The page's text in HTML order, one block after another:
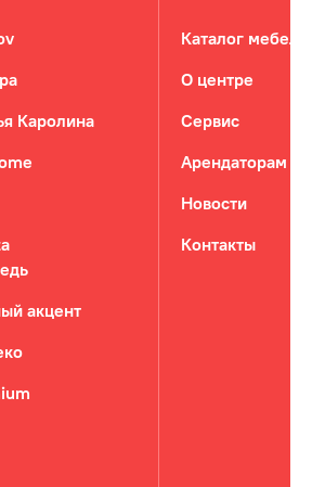
Каролина
акцент
Каталог мебели
О центре
Сервис
Арендаторам
Новости
Контакты